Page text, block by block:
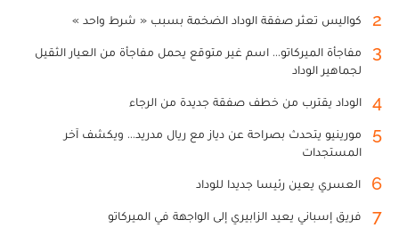
2 كواليس تعثر صفقة الوداد الضخمة بسبب « شرط واحد »
3
مفاجأة الميركاتو... اسم غير متوقع يحمل مفاجأة من العيار الثقيل
لجماهير الوداد
4 الوداد يقترب من خطف صفقة جديدة من الرجاء
5
مورينيو يتحدث بصراحة عن دياز مع ريال مدريد... ويكشف آخر
المستجدات
6 العسري يعين رئيسا جديدا للوداد
7 فريق إسباني يعيد الزابيري إلى الواجهة في الميركاتو